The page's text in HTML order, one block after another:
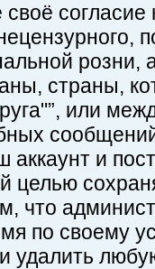
страны,
или
аккаунт и
целью
что
по своему
удалить